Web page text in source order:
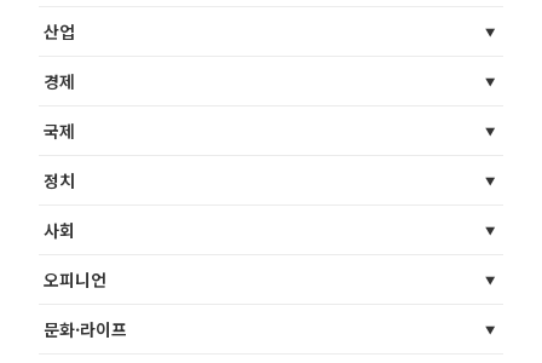
산업
경제
국제
정치
사회
오피니언
문화·라이프